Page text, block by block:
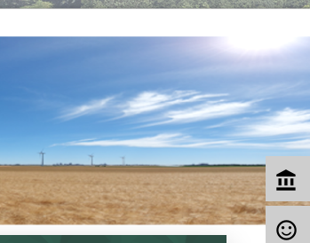
account_balance
sentiment_satisfied_alt